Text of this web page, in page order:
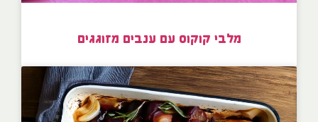
מלבי קוקוס עם ענבים מזוגגים